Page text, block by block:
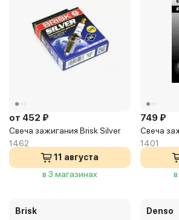
от 452 ₽
Свеча зажигания Brisk Silver
1462
11 августа
в 3 магазинах
749 ₽
Свеча
1401
Brisk Denso